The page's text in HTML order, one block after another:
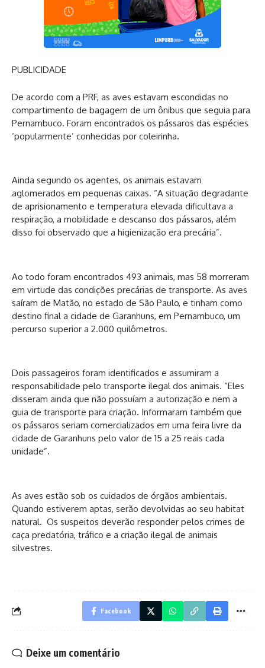
PUBLICIDADE
De acordo com a PRF, as aves estavam escondidas no
compartimento de bagagem de um ônibus que seguia para
Pernambuco. Foram encontrados os pássaros das espécies
‘popularmente’ conhecidas por coleirinha.
Ainda segundo os agentes, os animais estavam
aglomerados em pequenas caixas. “A situação degradante
de aprisionamento e temperatura elevada dificultava a
respiração, a mobilidade e descanso dos pássaros, além
disso foi observado que a higienização era precária”.
Ao todo foram encontrados 493 animais, mas 58 morreram
em virtude das condições precárias de transporte. As aves
saíram de Matão, no estado de São Paulo, e tinham como
destino final a cidade de Garanhuns, em Pernambuco, um
percurso superior a 2.000 quilômetros.
Dois passageiros foram identificados e assumiram a
responsabilidade pelo transporte ilegal dos animais. “Eles
disseram ainda que não possuíam a autorização e nem a
guia de transporte para criação. Informaram também que
os pássaros seriam comercializados em uma feira livre da
cidade de Garanhuns pelo valor de 15 a 25 reais cada
unidade”.
As aves estão sob os cuidados de órgãos ambientais.
Quando estiverem aptas, serão devolvidas ao seu habitat
natural. Os suspeitos deverão responder pelos crimes de
caça predatória, tráfico e a criação ilegal de animais
silvestres.
Facebook
Deixe um comentário